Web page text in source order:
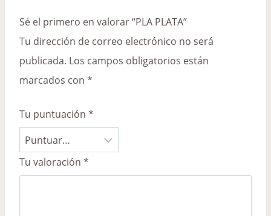
Sé el primero en valorar “PLA PLATA”
Tu dirección de correo electrónico no será
publicada. Los campos obligatorios están
marcados con *
Tu puntuación *
Tu valoración *